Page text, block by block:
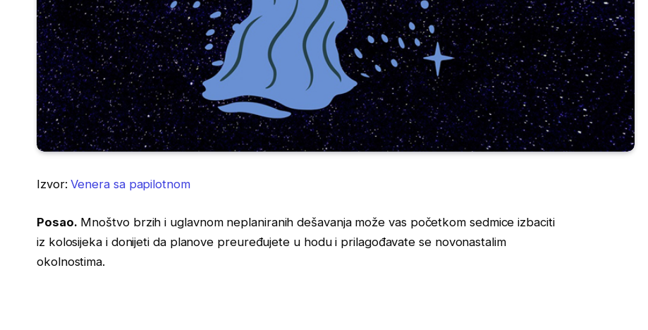
Izvor:Venera sa papilotnom
Posao. Mnoštvo brzih i uglavnom neplaniranih dešavanja može vas početkom sedmice izbaciti
iz kolosijeka i donijeti da planove preuređujete u hodu i prilagođavate se novonastalim
okolnostima.